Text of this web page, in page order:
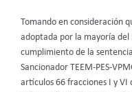
Tomando en consideración
adoptada por la mayoría del
cumplimiento de la
Sancionador TEEM-PES-
artículos 66 fracciones I y VI